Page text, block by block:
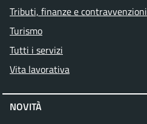
Tributi, finanze e contravvenzioni
Turismo
Tutti i servizi
Vita lavorativa
NOVITÀ